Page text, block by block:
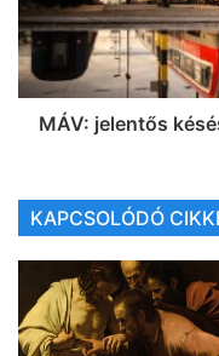
MÁV: jelentős
KAPCSOLÓDÓ